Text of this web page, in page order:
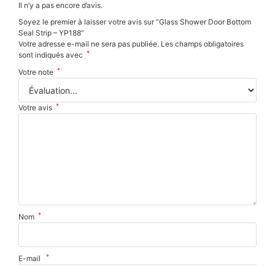
Il n’y a pas encore d’avis.
Soyez le premier à laisser votre avis sur “Glass Shower Door Bottom
Seal Strip – YP188”
Votre adresse e-mail ne sera pas publiée. Les champs obligatoires
sont indiqués avec *
Votre note *
Votre avis *
Nom *
E-mail *